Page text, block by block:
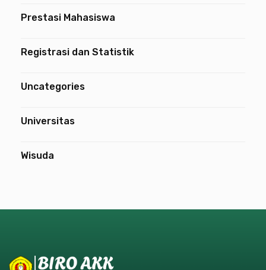
Prestasi Mahasiswa
Registrasi dan Statistik
Uncategories
Universitas
Wisuda